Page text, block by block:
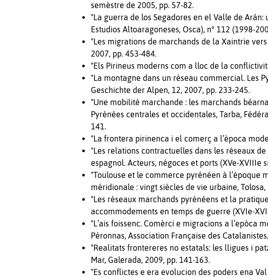
semèstre de 2005, pp. 57-82.
"La guerra de los Segadores en el Valle de
Estudios Altoaragoneses, Osca), n° 112 (1998-
"Les migrations de marchands de la Xaintrie
2007, pp. 453-484.
"Els Pirineus moderns com a lloc de la
"La montagne dans un réseau commercial. Les
Geschichte der Alpen, 12, 2007, pp. 233-245.
"Une mobilité marchande : les marchands
Pyrénées centrales et occidentales, Tarba,
141.
"La frontera pirinenca i el comerç a l’època
"Les relations contractuelles dans les réseaux
espagnol. Acteurs, négoces et ports (XVe-XVIIIe
"Toulouse et le commerce pyrénéen à l’époque
méridionale : vingt siècles de vie urbaine, Tolosa,
"Les réseaux marchands pyrénéens et la
accommodements en temps de guerre (XVIe-
"L’ais foissenc. Comèrci e migracions a l’epòca
Péronnas, Association Française des
"Realitats frontereres no estatals: les lligues i
Mar, Galerada, 2009, pp. 141-163.
"Es conflictes e era evolucion des poders ena